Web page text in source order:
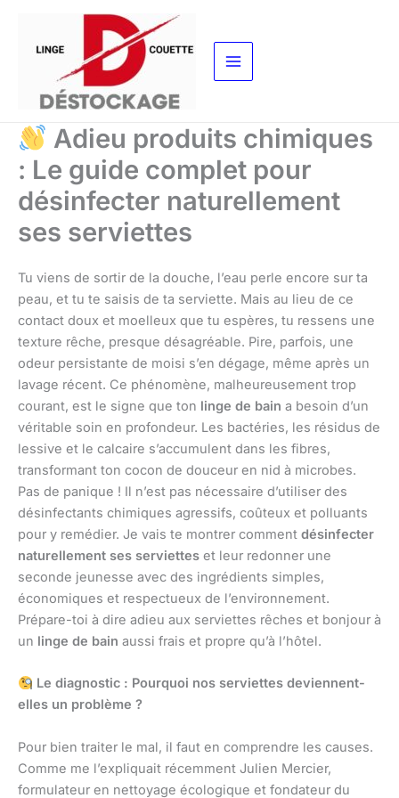
contenu
Adieu produits chimiques
: Le guide complet pour
désinfecter naturellement
ses serviettes
Tu viens de sortir de la douche, l’eau perle encore sur ta
peau, et tu te saisis de ta serviette. Mais au lieu de ce
contact doux et moelleux que tu espères, tu ressens une
texture rêche, presque désagréable. Pire, parfois, une
odeur persistante de moisi s’en dégage, même après un
lavage récent. Ce phénomène, malheureusement trop
courant, est le signe que ton linge de bain a besoin d’un
véritable soin en profondeur. Les bactéries, les résidus de
lessive et le calcaire s’accumulent dans les fibres,
transformant ton cocon de douceur en nid à microbes.
Pas de panique ! Il n’est pas nécessaire d’utiliser des
désinfectants chimiques agressifs, coûteux et polluants
pour y remédier. Je vais te montrer comment désinfecter
naturellement ses serviettes et leur redonner une
seconde jeunesse avec des ingrédients simples,
économiques et respectueux de l’environnement.
Prépare-toi à dire adieu aux serviettes rêches et bonjour à
un linge de bain aussi frais et propre qu’à l’hôtel.
Le diagnostic : Pourquoi nos serviettes deviennent-
elles un problème ?
Pour bien traiter le mal, il faut en comprendre les causes.
Comme me l’expliquait récemment Julien Mercier,
formulateur en nettoyage écologique et fondateur du